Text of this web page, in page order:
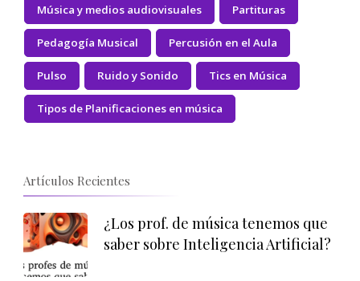
Música y medios audiovisuales Partituras
Pedagogía Musical Percusión en el Aula
Pulso Ruido y Sonido Tics en Música
Tipos de Planificaciones en música
Artículos Recientes
¿Los prof. de música tenemos que
saber sobre Inteligencia Artificial?